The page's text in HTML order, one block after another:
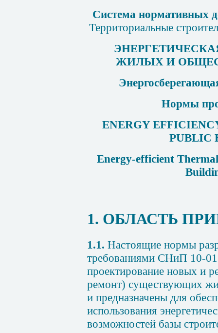
Система нормативных
Территориальные
ЖИЛЫХ И
Нормы
ENERGY
PUBLIC
Energy-efficient
1. ОБЛАСТЬ
1.1. Настоящие нормы
требованиями СНиП 10-01
проектирование новых и
ремонт) существующих
и предназначены для
использования
возможностей базы